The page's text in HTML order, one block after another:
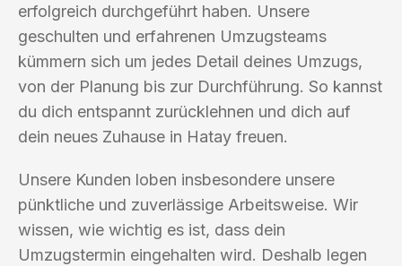
erfolgreich durchgeführt haben. Unsere
geschulten und erfahrenen Umzugsteams
kümmern sich um jedes Detail deines Umzugs,
von der Planung bis zur Durchführung. So kannst
du dich entspannt zurücklehnen und dich auf
dein neues Zuhause in Hatay freuen.
Unsere Kunden loben insbesondere unsere
pünktliche und zuverlässige Arbeitsweise. Wir
wissen, wie wichtig es ist, dass dein
Umzugstermin eingehalten wird. Deshalb legen